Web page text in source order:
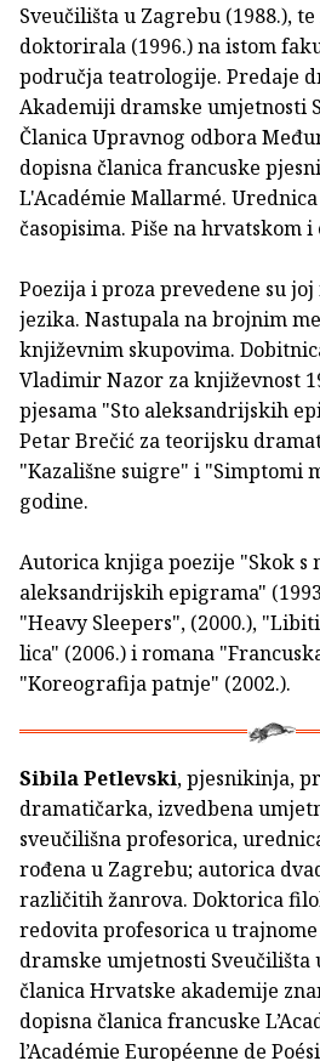
Sveučilišta u Zagrebu (1988.),
doktorirala (1996.) na istom
područja teatrologije. Predaje
Akademiji dramske umjetnosti
Članica Upravnog odbora
dopisna članica francuske
L'Académie Mallarmé.
časopisima. Piše na hrvatskom
Poezija i proza prevedene su
jezika. Nastupala na brojnim
književnim skupovima.
Vladimir Nazor za književnost
pjesama "Sto aleksandrijskih
Petar Brečić za teorijsku
"Kazališne suigre" i "Simptomi
godine.
Autorica knjiga poezije "Skok s
aleksandrijskih epigrama"
"Heavy Sleepers", (2000.),
lica" (2006.) i romana
"Koreografija patnje" (2002.).
Sibila Petlevski, pjesnikinja,
dramatičarka, izvedbena
sveučilišna profesorica,
rođena u Zagrebu; autorica
različitih žanrova. Doktorica
redovita profesorica u
dramske umjetnosti Sveučilišta
članica Hrvatske akademije
dopisna članica francuske
l’Académie Européenne de